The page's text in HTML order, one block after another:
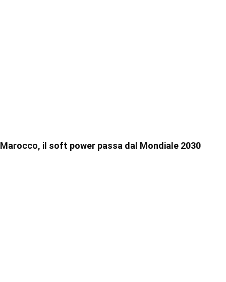
Marocco, il soft power passa dal Mondiale 2030